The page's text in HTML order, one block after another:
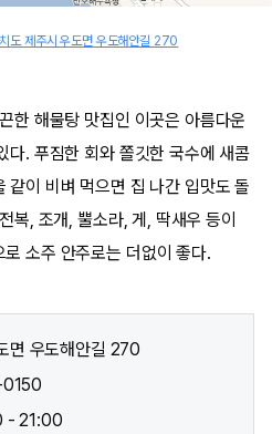
도 제주시 우도면 우도해안길 270
한 해물탕 맛집인 이곳은 아름다운
다. 푸짐한 회와 쫄깃한 국수에 새콤
같이 비벼 먹으면 집 나간 입맛도 돌
복, 조개, 뿔소라, 게, 딱새우 등이
소주 안주로는 더없이 좋다.
면 우도해안길 270
- 21:00